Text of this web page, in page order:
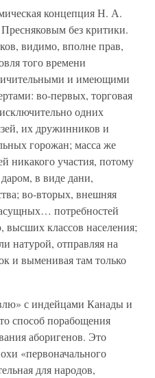
концепция Н. А.
без критики.
видимо, вполне прав,
того времени
и имеющими
во-первых, торговая
одних
их дружинников и
горожан; масса же
никакого участия, потому
в виде дани,
во-вторых, внешняя
потребностей
классов населения;
натурой, отправляя на
и выменивая там только
с индейцами Канады и
способ порабощения
аборигенов. Это
«первоначального
для народов,